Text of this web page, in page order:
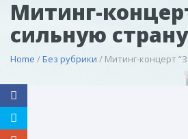
Митинг-
сильную
Home /Без рубрики / Митинг-концерт